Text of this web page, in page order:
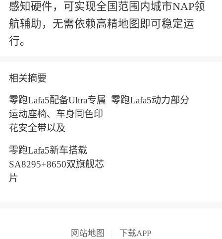
感知硬件，可实现全国范围内城市NAP领
航辅助，无需依赖高精地图即可稳定运
行。
相关摘要
零跑Lafa5配备Ultra专属
运动座椅、车身同色印
花安全带以及
零跑Lafa5动力部分
零跑Lafa5新车搭载
SA8295+8650双旗舰芯
片
网站地图 下载APP